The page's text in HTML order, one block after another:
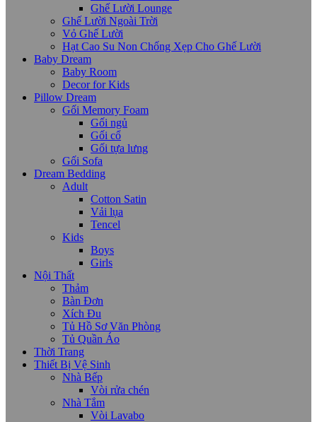
Ghế Lười Lounge
Ghế Lười Ngoài Trời
Vỏ Ghế Lười
Hạt Cao Su Non Chống Xẹp Cho Ghế Lười
Baby Dream
Baby Room
Decor for Kids
Pillow Dream
Gối Memory Foam
Gối ngủ
Gối cổ
Gối tựa lưng
Gối Sofa
Dream Bedding
Adult
Cotton Satin
Vải lụa
Tencel
Kids
Boys
Girls
Nội Thất
Thảm
Bàn Đơn
Xích Đu
Tủ Hồ Sơ Văn Phòng
Tủ Quần Áo
Thời Trang
Thiết Bị Vệ Sinh
Nhà Bếp
Vòi rửa chén
Nhà Tắm
Vòi Lavabo